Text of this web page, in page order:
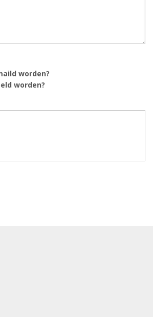
worden?
worden?